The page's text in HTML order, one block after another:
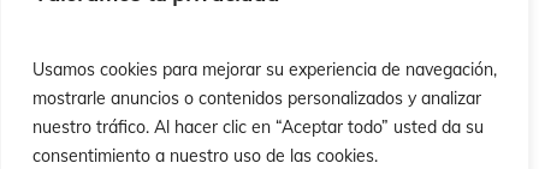
Usamos cookies para mejorar su experiencia de navegación,
mostrarle anuncios o contenidos personalizados y analizar
nuestro tráfico. Al hacer clic en “Aceptar todo” usted da su
consentimiento a nuestro uso de las cookies.